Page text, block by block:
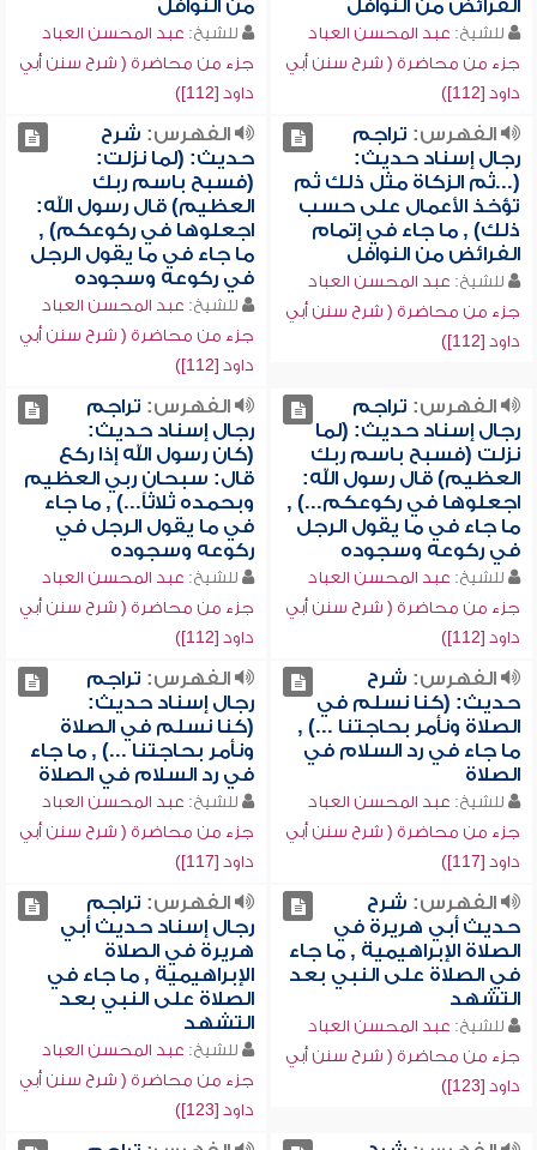
الفرائض من النوافل
للشيخ: عبد المحسن العباد
جزء من محاضرة ( شرح سنن أبي
داود [112])
من النوافل
للشيخ: عبد المحسن العباد
جزء من محاضرة ( شرح سنن أبي
داود [112])
الفهرس: تراجم
رجال إسناد حديث:
(...ثم الزكاة مثل ذلك ثم
تؤخذ الأعمال على حسب
ذلك) , ما جاء في إتمام
الفرائض من النوافل
للشيخ: عبد المحسن العباد
جزء من محاضرة ( شرح سنن أبي
داود [112])
الفهرس: شرح
حديث: (لما نزلت:
(فسبح باسم ربك
العظيم) قال رسول الله:
اجعلوها في ركوعكم) ,
ما جاء في ما يقول الرجل
في ركوعه وسجوده
للشيخ: عبد المحسن العباد
جزء من محاضرة ( شرح سنن أبي
داود [112])
الفهرس: تراجم
رجال إسناد حديث: (لما
نزلت (فسبح باسم ربك
العظيم) قال رسول الله:
اجعلوها في ركوعكم...) ,
ما جاء في ما يقول الرجل
في ركوعه وسجوده
للشيخ: عبد المحسن العباد
جزء من محاضرة ( شرح سنن أبي
داود [112])
الفهرس: تراجم
رجال إسناد حديث:
(كان رسول الله إذا ركع
قال: سبحان ربي العظيم
وبحمده ثلاثاً...) , ما جاء
في ما يقول الرجل في
ركوعه وسجوده
للشيخ: عبد المحسن العباد
جزء من محاضرة ( شرح سنن أبي
داود [112])
الفهرس: شرح
حديث: (كنا نسلم في
الصلاة ونأمر بحاجتنا ...) ,
ما جاء في رد السلام في
الصلاة
للشيخ: عبد المحسن العباد
جزء من محاضرة ( شرح سنن أبي
داود [117])
الفهرس: تراجم
رجال إسناد حديث:
(كنا نسلم في الصلاة
ونأمر بحاجتنا ...) , ما جاء
في رد السلام في الصلاة
للشيخ: عبد المحسن العباد
جزء من محاضرة ( شرح سنن أبي
داود [117])
الفهرس: شرح
حديث أبي هريرة في
الصلاة الإبراهيمية , ما جاء
في الصلاة على النبي بعد
التشهد
للشيخ: عبد المحسن العباد
جزء من محاضرة ( شرح سنن أبي
داود [123])
الفهرس: تراجم
رجال إسناد حديث أبي
هريرة في الصلاة
الإبراهيمية , ما جاء في
الصلاة على النبي بعد
التشهد
للشيخ: عبد المحسن العباد
جزء من محاضرة ( شرح سنن أبي
داود [123])